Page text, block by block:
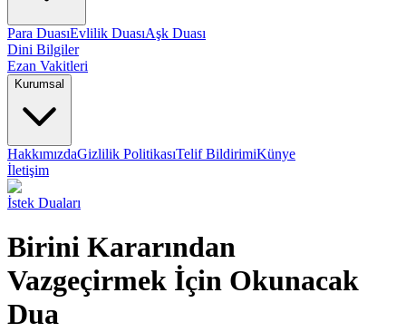
Para DuasıEvlilik DuasıAşk Duası
Dini Bilgiler
Ezan Vakitleri
Kurumsal
HakkımızdaGizlilik PolitikasıTelif BildirimiKünye
İletişim
İstek Duaları
Birini Kararından
Vazgeçirmek İçin Okunacak
Dua